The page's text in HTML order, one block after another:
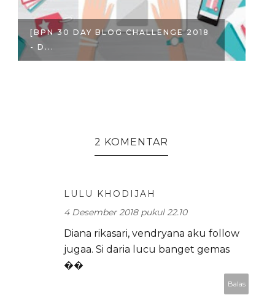
[BPN 30 DAY BLOG CHALLENGE 2018
- D...
2 KOMENTAR
LULU KHODIJAH
4 Desember 2018 pukul 22.10
Diana rikasari, vendryana aku follow
jugaa. Si daria lucu banget gemas
��
Balas